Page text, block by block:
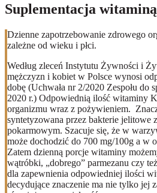
Suplementacja
Dzienne zapotrzebowanie zdrowego
zależne od wieku i płci.
Według zleceń Instytutu Żywności i
mężczyzn i kobiet w Polsce wynosi
dobę (Uchwała nr 2/2020 Zespołu do
2020 r.) Odpowiednią ilość witaminy
organizmu wraz z pożywieniem.
syntetyzowana przez bakterie jelitowe
pokarmowym. Szacuje się, że w
może dochodzić do 700 mg/100g a w
Zatem dzienną porcje witaminy
wątróbki, „dobrego” parmezanu czy
dla zapewnienia odpowiedniej ilości
decydujące znaczenie ma nie tylko jej